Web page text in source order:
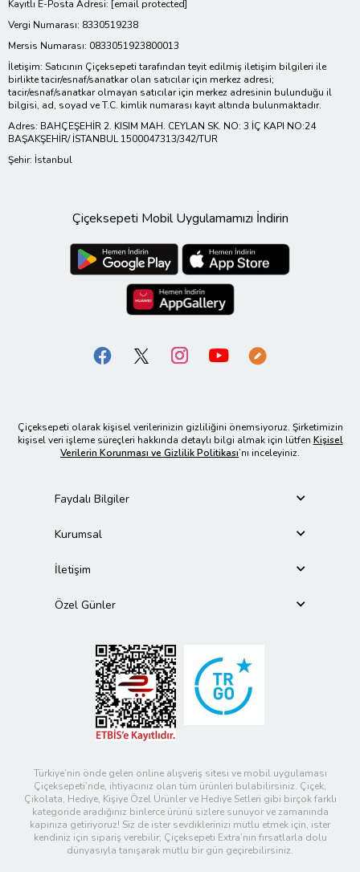
Kayıtlı E-Posta Adresi: [email protected]
Vergi Numarası: 8330519238
Mersis Numarası: 0833051923800013
İletişim: Satıcının Çiçeksepeti tarafından teyit edilmiş iletişim bilgileri ile
birlikte tacir/esnaf/sanatkar olan satıcılar için merkez adresi;
tacir/esnaf/sanatkar olmayan satıcılar için merkez adresinin bulunduğu il
bilgisi, ad, soyad ve T.C. kimlik numarası kayıt altında bulunmaktadır.
Adres: BAHÇEŞEHİR 2. KISIM MAH. CEYLAN SK. NO: 3 İÇ KAPI NO:24
BAŞAKŞEHİR/ İSTANBUL 1500047313/342/TUR
Şehir: İstanbul
Çiçeksepeti Mobil Uygulamamızı İndirin
Çiçeksepeti olarak kişisel verilerinizin gizliliğini önemsiyoruz. Şirketimizin
kişisel veri işleme süreçleri hakkında detaylı bilgi almak için lütfen Kişisel
Verilerin Korunması ve Gizlilik Politikası’nı inceleyiniz.
Faydalı Bilgiler
Kurumsal
İletişim
Özel Günler
Türkiye’nin önde gelen online alışveriş sitesi ve mobil uygulaması
Çiçeksepeti’nde, ihtiyacınız olan tüm ürünleri bulabilirsiniz. Çiçek,
Çikolata, Hediye, Kişiye Özel Ürünler ve Hediye Setleri gibi birçok farklı
kategoride aradığınız binlerce ürünü sizlere sunuyor ve zamanında
kapınıza getiriyoruz! Siz de ister sevdiklerinizi mutlu etmek için, ister
kendiniz için sipariş verebilir; Çiçeksepeti Extra’nın fırsatlarla dolu
dünyasıyla tanışarak mutlu bir gün geçirebilirsiniz.